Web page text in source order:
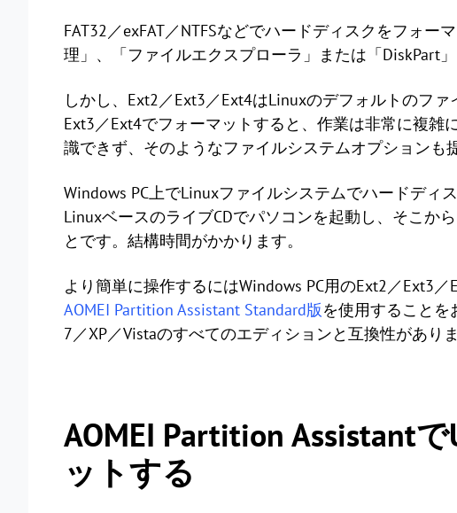
FAT32／exFAT／NTFSなどでハードディスクをフォ
理」、「ファイルエクスプローラ」または「DiskPart
しかし、Ext2／Ext3／Ext4はLinuxのデフォルトのフ
Ext3／Ext4でフォーマットすると、作業は非常に複雑
識できず、そのようなファイルシステムオプションも
Windows PC上でLinuxファイルシステムでハードディ
LinuxベースのライブCDでパソコンを起動し、そこか
とです。結構時間がかかります。
より簡単に操作するにはWindows PC用のExt2／Ext3
AOMEI Partition Assistant Standard版を使用することを
7／XP／Vistaのすべてのエディションと互換性がありま
AOMEI Partition Assistant
ットする